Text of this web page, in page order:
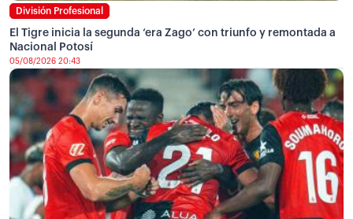
División Profesional
El Tigre inicia la segunda ‘era Zago’ con triunfo y remontada a
Nacional Potosí
05/08/2026 20:43